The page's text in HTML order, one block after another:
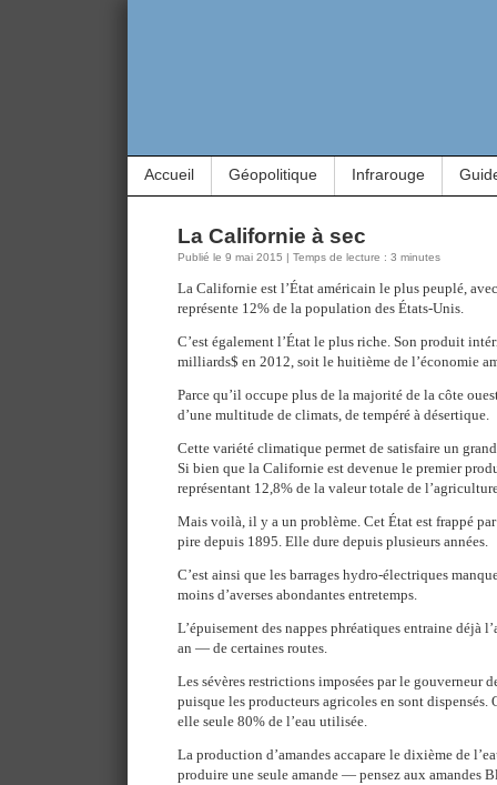
Accueil Géopolitique Infrarouge
La Californie à sec
Publié le 9 mai 2015 | Temps de lecture : 3 minutes
La Californie est l’État américain le plus peuplé,
représente 12% de la population des États-Unis.
C’est également l’État le plus riche. Son produit
milliards$ en 2012, soit le huitième de l’économie
Parce qu’il occupe plus de la majorité de la côte
d’une multitude de climats, de tempéré à désertique.
Cette variété climatique permet de satisfaire un
Si bien que la Californie est devenue le premier
représentant 12,8% de la valeur totale de
Mais voilà, il y a un problème. Cet État est frappé
pire depuis 1895. Elle dure depuis plusieurs années.
C’est ainsi que les barrages hydro-électriques
moins d’averses abondantes entretemps.
L’épuisement des nappes phréatiques entraine déjà
an — de certaines routes.
Les sévères restrictions imposées par le gouverneur
puisque les producteurs agricoles en sont dispensés.
elle seule 80% de l’eau utilisée.
La production d’amandes accapare le dixième de
produire une seule amande — pensez aux amandes